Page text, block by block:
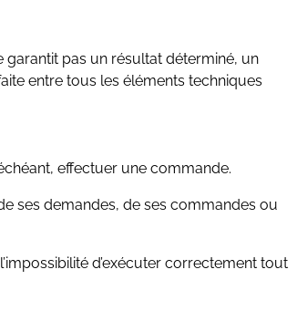
garantit pas un résultat déterminé, un
entre tous les éléments techniques
effectuer une commande.
ses demandes, de ses commandes ou
d’exécuter correctement tout